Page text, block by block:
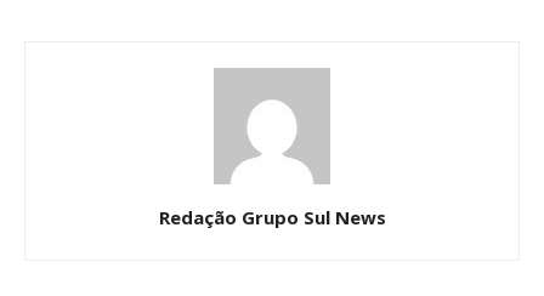
Redação Grupo Sul News